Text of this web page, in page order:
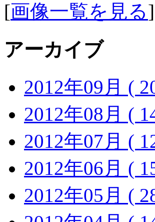
[画像一覧を見る]
アーカイブ
2012年09月 (
2012年08月 (
2012年07月 (
2012年06月 (
2012年05月 (